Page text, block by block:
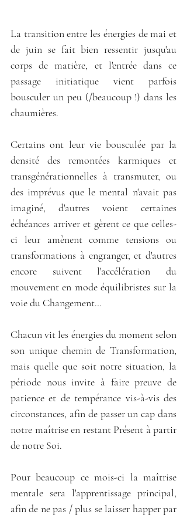
La transition entre les énergies de mai et
de juin se fait bien ressentir jusqu'au
corps de matière, et l'entrée dans ce
passage initiatique vient parfois
bousculer un peu (/beaucoup !) dans les
chaumières.
Certains ont leur vie bousculée par la
densité des remontées karmiques et
transgénérationnelles à transmuter, ou
des imprévus que le mental n'avait pas
imaginé, d'autres voient certaines
échéances arriver et gèrent ce que celles-
ci leur amènent comme tensions ou
transformations à engranger, et d'autres
encore suivent l'accélération du
mouvement en mode équilibristes sur la
voie du Changement…
Chacun vit les énergies du moment selon
son unique chemin de Transformation,
mais quelle que soit notre situation, la
période nous invite à faire preuve de
patience et de tempérance vis-à-vis des
circonstances, afin de passer un cap dans
notre maîtrise en restant Présent à partir
de notre Soi.
Pour beaucoup ce mois-ci la maîtrise
mentale sera l'apprentissage principal,
afin de ne pas / plus se laisser happer par